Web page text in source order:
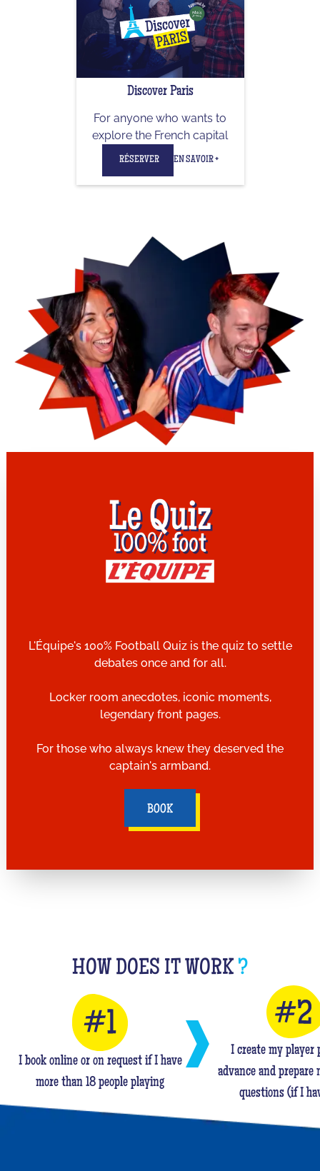
Discover Paris
For anyone who wants to
explore the French capital
RÉSERVER EN SAVOIR +
L'Équipe's 100% Football Quiz is the quiz to settle
debates once and for all.
Locker room anecdotes, iconic moments,
legendary front pages.
For those who always knew they deserved the
captain's armband.
BOOK
HOW DOES IT WORK ?
I book online or on request if I have
more than 18 people playing
I create my player
advance and prepare
questions (if I